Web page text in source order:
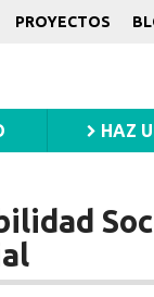
PROYECTOS
HAZ